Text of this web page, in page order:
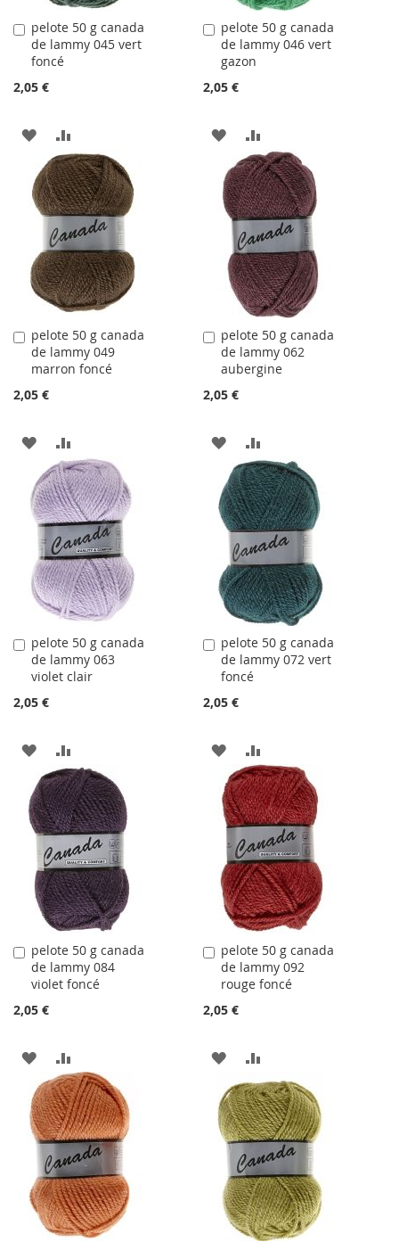
pelote 50 g canada
de lammy 045 vert
foncé
2,05 €
Ajouter
au
panier
AJOUTER
À
LA
LISTE
D'ACHATS
AU
COMPARATEUR
pelote 50 g canada
de lammy 046 vert
gazon
2,05 €
Ajouter
au
panier
AJOUTER
À
LA
LISTE
D'ACHATS
AU
COMPARATEUR
pelote 50 g canada
de lammy 049
marron foncé
2,05 €
Ajouter
au
panier
AJOUTER
À
LA
LISTE
D'ACHATS
AU
COMPARATEUR
pelote 50 g canada
de lammy 062
aubergine
2,05 €
Ajouter
au
panier
AJOUTER
À
LA
LISTE
D'ACHATS
AU
COMPARATEUR
pelote 50 g canada
de lammy 063
violet clair
2,05 €
Ajouter
au
panier
AJOUTER
À
LA
LISTE
D'ACHATS
AU
COMPARATEUR
pelote 50 g canada
de lammy 072 vert
foncé
2,05 €
Ajouter
au
panier
AJOUTER
À
LA
LISTE
D'ACHATS
AU
COMPARATEUR
pelote 50 g canada
de lammy 084
violet foncé
2,05 €
Ajouter
au
panier
AJOUTER
À
LA
LISTE
D'ACHATS
AU
COMPARATEUR
pelote 50 g canada
de lammy 092
rouge foncé
2,05 €
Ajouter
au
panier
AJOUTER
À
LA
LISTE
D'ACHATS
AU
COMPARATEUR